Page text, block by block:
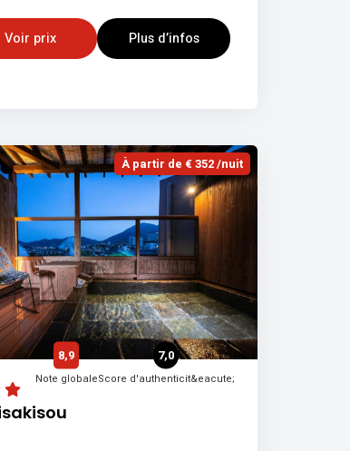
Voir prix Plus d’infos
À partir de € 352 /nuit
8,9
Note globale
7,0
Score d'authenticit&eacute;